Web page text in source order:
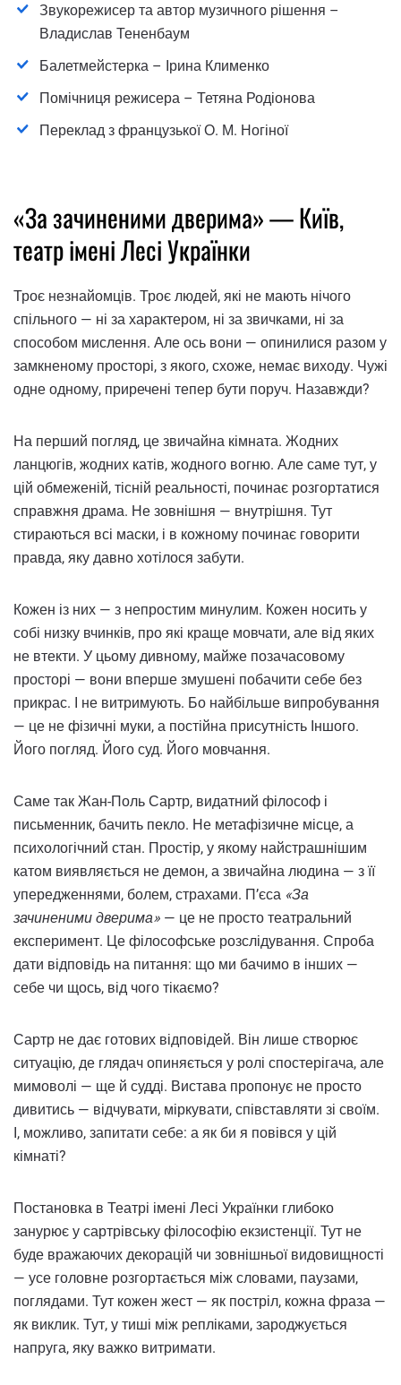
Звукорежисер та автор музичного рішення –
Владислав Тененбаум
Балетмейстерка – Ірина Клименко
Помічниця режисера – Тетяна Родіонова
Переклад з французької О. М. Ногіної
«За зачиненими дверима» — Київ,
театр імені Лесі Українки
Троє незнайомців. Троє людей, які не мають нічого
спільного — ні за характером, ні за звичками, ні за
способом мислення. Але ось вони — опинилися разом у
замкненому просторі, з якого, схоже, немає виходу. Чужі
одне одному, приречені тепер бути поруч. Назавжди?
На перший погляд, це звичайна кімната. Жодних
ланцюгів, жодних катів, жодного вогню. Але саме тут, у
цій обмеженій, тісній реальності, починає розгортатися
справжня драма. Не зовнішня — внутрішня. Тут
стираються всі маски, і в кожному починає говорити
правда, яку давно хотілося забути.
Кожен із них — з непростим минулим. Кожен носить у
собі низку вчинків, про які краще мовчати, але від яких
не втекти. У цьому дивному, майже позачасовому
просторі — вони вперше змушені побачити себе без
прикрас. І не витримують. Бо найбільше випробування
— це не фізичні муки, а постійна присутність Іншого.
Його погляд. Його суд. Його мовчання.
Саме так Жан-Поль Сартр, видатний філософ і
письменник, бачить пекло. Не метафізичне місце, а
психологічний стан. Простір, у якому найстрашнішим
катом виявляється не демон, а звичайна людина — з її
упередженнями, болем, страхами. П’єса «За
зачиненими дверима» — це не просто театральний
експеримент. Це філософське розслідування. Спроба
дати відповідь на питання: що ми бачимо в інших —
себе чи щось, від чого тікаємо?
Сартр не дає готових відповідей. Він лише створює
ситуацію, де глядач опиняється у ролі спостерігача, але
мимоволі — ще й судді. Вистава пропонує не просто
дивитись — відчувати, міркувати, співставляти зі своїм.
І, можливо, запитати себе: а як би я повівся у цій
кімнаті?
Постановка в Театрі імені Лесі Українки глибоко
занурює у сартрівську філософію екзистенції. Тут не
буде вражаючих декорацій чи зовнішньої видовищності
— усе головне розгортається між словами, паузами,
поглядами. Тут кожен жест — як постріл, кожна фраза —
як виклик. Тут, у тиші між репліками, зароджується
напруга, яку важко витримати.